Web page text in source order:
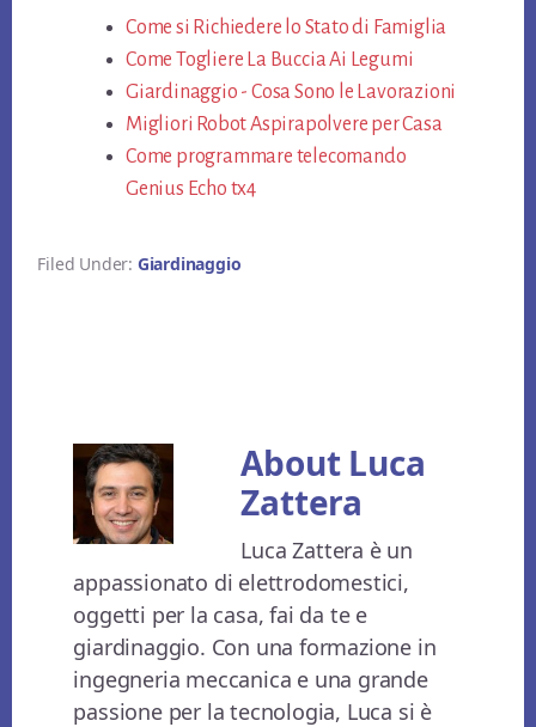
ok er es
t
vi
di
Come si Richiedere lo Stato di Famiglia
Come Togliere La Buccia Ai Legumi
Giardinaggio - Cosa Sono le Lavorazioni
Migliori Robot Aspirapolvere per Casa
Come programmare telecomando
Genius Echo tx4​
Filed Under: Giardinaggio
About Luca
Zattera
Luca Zattera è un
appassionato di elettrodomestici,
oggetti per la casa, fai da te e
giardinaggio. Con una formazione in
ingegneria meccanica e una grande
passione per la tecnologia, Luca si è